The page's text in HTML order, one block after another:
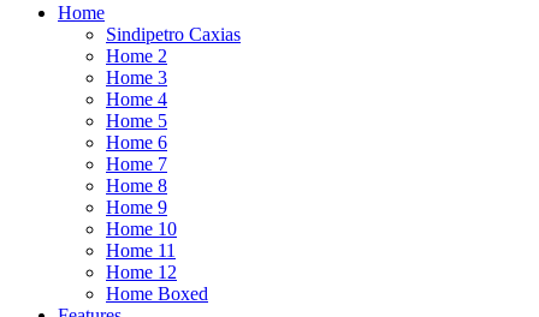
Home
Sindipetro Caxias
Home 2
Home 3
Home 4
Home 5
Home 6
Home 7
Home 8
Home 9
Home 10
Home 11
Home 12
Home Boxed